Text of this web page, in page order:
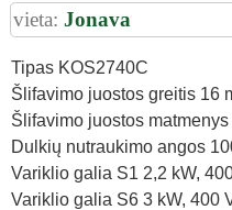
vieta: Jonava
Tipas KOS2740C
Šlifavimo juostos greitis 16
Šlifavimo juostos
Dulkių nutraukimo angos
Variklio galia S1 2,2 kW,
Variklio galia S6 3 kW, 400